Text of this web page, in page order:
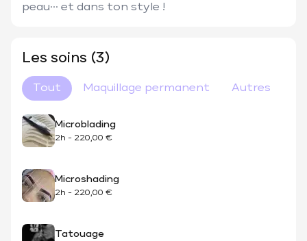
peau… et dans ton style !
Les soins (3)
Tout Maquillage permanent Autres
Microblading
2h - 220,00 €
Microshading
2h - 220,00 €
Tatouage